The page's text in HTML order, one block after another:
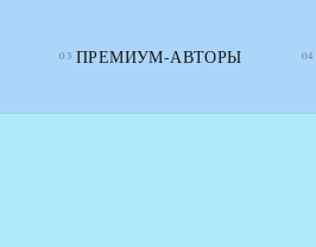
ПРЕМИУМ-АВТОРЫ